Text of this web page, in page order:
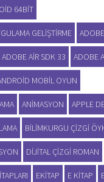
64BIT
GELIŞTIRME
ADOBE AIR SDK 33 ADOBE
MOBIL OYUN
ANIMASYON APPLE
BILIMKURGU ÇIZGI
DIJITAL ÇIZGI ROMAN
EKITAP E KITAP